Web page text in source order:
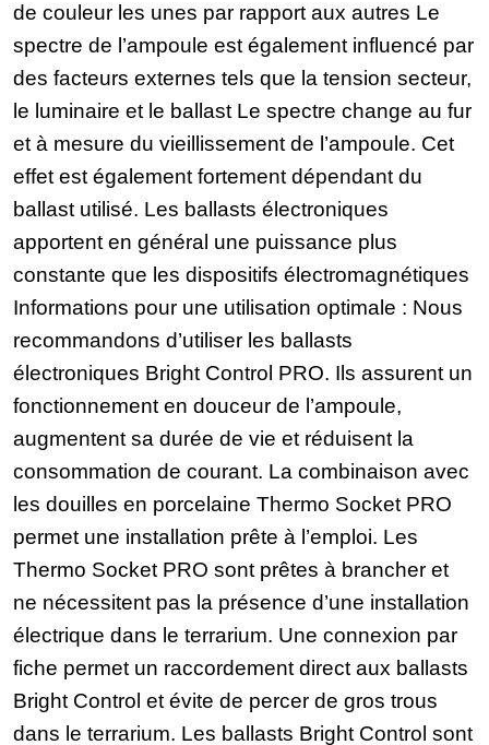
de couleur les unes par rapport aux autres Le
spectre de l’ampoule est également influencé par
des facteurs externes tels que la tension secteur,
le luminaire et le ballast Le spectre change au fur
et à mesure du vieillissement de l’ampoule. Cet
effet est également fortement dépendant du
ballast utilisé. Les ballasts électroniques
apportent en général une puissance plus
constante que les dispositifs électromagnétiques
Informations pour une utilisation optimale : Nous
recommandons d’utiliser les ballasts
électroniques Bright Control PRO. Ils assurent un
fonctionnement en douceur de l’ampoule,
augmentent sa durée de vie et réduisent la
consommation de courant. La combinaison avec
les douilles en porcelaine Thermo Socket PRO
permet une installation prête à l’emploi. Les
Thermo Socket PRO sont prêtes à brancher et
ne nécessitent pas la présence d’une installation
électrique dans le terrarium. Une connexion par
fiche permet un raccordement direct aux ballasts
Bright Control et évite de percer de gros trous
dans le terrarium. Les ballasts Bright Control sont